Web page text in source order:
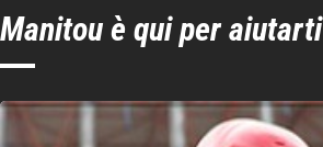
Manitou è qui per aiutarti